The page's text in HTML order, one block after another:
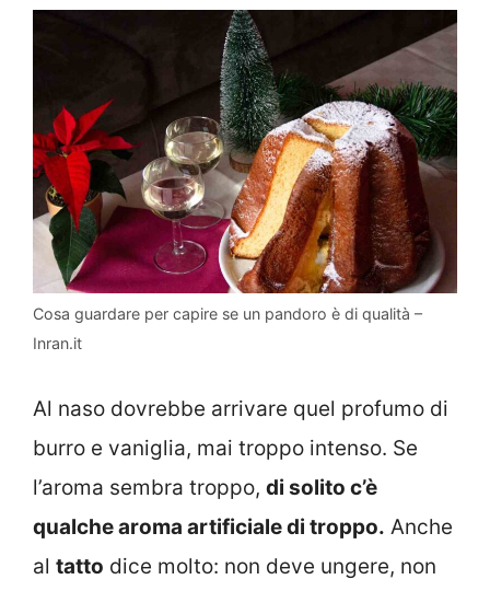
Cosa guardare per capire se un pandoro è di qualità –
Inran.it
Al naso dovrebbe arrivare quel profumo di
burro e vaniglia, mai troppo intenso. Se
l’aroma sembra troppo, di solito c’è
qualche aroma artificiale di troppo. Anche
al tatto dice molto: non deve ungere, non